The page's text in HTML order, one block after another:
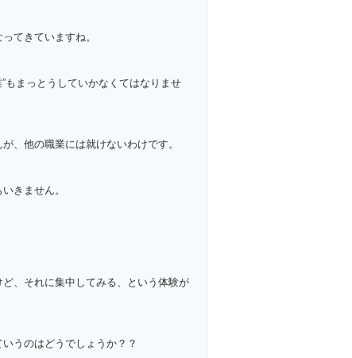
てきていますね。
もまっとうしていかなくてはなりませ
、他の職業には就けないわけです。
きません。
、それに集中してみる、という体験が
うのはどうでしょうか？？